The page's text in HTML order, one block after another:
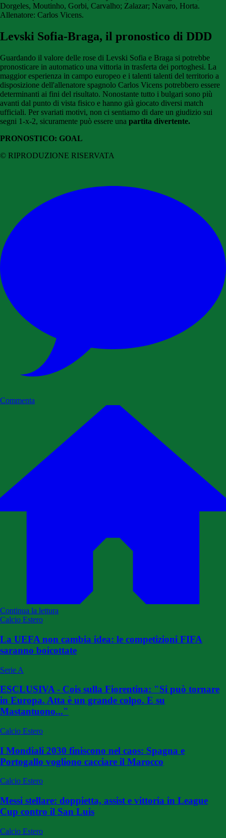
Dorgeles, Moutinho, Gorbi, Carvalho; Zalazar; Navaro, Horta.
Allenatore: Carlos Vicens.
Levski Sofia-Braga, il pronostico di DDD
Guardando il valore delle rose di Levski Sofia e Braga si potrebbe
pronosticare in automatico una vittoria in trasferta dei portoghesi. La
maggior esperienza in campo europeo e i talenti talenti del territorio a
disposizione dell'allenatore spagnolo Carlos Vicens potrebbero essere
determinanti ai fini del risultato. Nonostante tutto i bulgari sono più
avanti dal punto di vista fisico e hanno già giocato diversi match
ufficiali. Per svariati motivi, non ci sentiamo di dare un giudizio sui
segni 1-x-2, sicuramente può essere una partita divertente.
PRONOSTICO: GOAL
© RIPRODUZIONE RISERVATA
Commenta
Continua la lettura
Calcio Estero
La UEFA non cambia idea: le competizioni FIFA
saranno boicottate
Serie A
ESCLUSIVA - Cois sulla Fiorentina: "Si può tornare
in Europa. Atta è un grande colpo. E su
Mastantuono..."
Calcio Estero
I Mondiali 2030 finiscono nel caos: Spagna e
Portogallo vogliono cacciare il Marocco
Calcio Estero
Messi stellare: doppietta, assist e vittoria in League
Cup contro il San Luis
Calcio Estero